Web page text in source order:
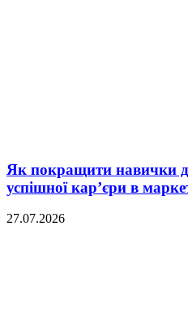
Як покращити навички
успішної кар’єри в
27.07.2026